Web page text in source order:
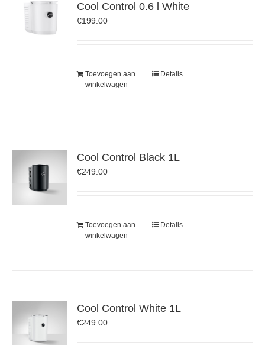
Cool Control 0.6 l White
€199.00
Toevoegen aan
winkelwagen
Details
Cool Control Black 1L
€249.00
Toevoegen aan
winkelwagen
Details
Cool Control White 1L
€249.00